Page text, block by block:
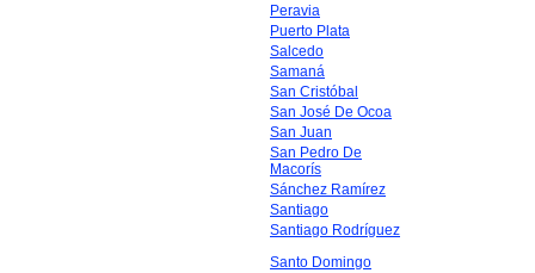
Peravia
Puerto Plata
Salcedo
Samaná
San Cristóbal
San José De Ocoa
San Juan
San Pedro De
Macorís
Sánchez Ramírez
Santiago
Santiago Rodríguez
Santo Domingo